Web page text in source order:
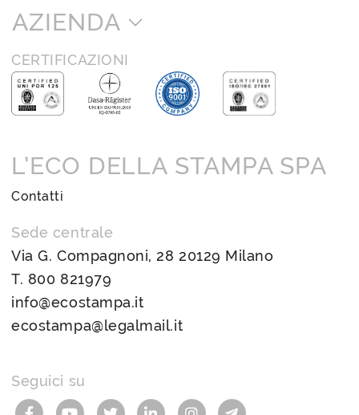
AZIENDA
CERTIFICAZIONI
L’ECO DELLA STAMPA SPA
Contatti
Sede centrale
Via G. Compagnoni, 28 20129 Milano
T. 800 821979
info@ecostampa.it
ecostampa@legalmail.it
Seguici su